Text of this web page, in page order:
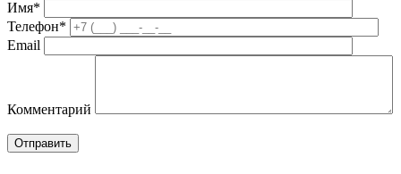
Имя*
Телефон*
Email
Комментарий